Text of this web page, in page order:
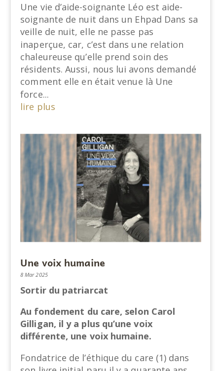
Une vie d’aide-soignante Léo est aide-
soignante de nuit dans un Ehpad Dans sa
veille de nuit, elle ne passe pas
inaperçue, car, c’est dans une relation
chaleureuse qu’elle prend soin des
résidents. Aussi, nous lui avons demandé
comment elle en était venue là Une
force...
lire plus
Une voix humaine
8 Mar 2025
Sortir du patriarcat
Au fondement du care, selon Carol
Gilligan, il y a plus qu’une voix
différente, une voix humaine.
Fondatrice de l’éthique du care (1) dans